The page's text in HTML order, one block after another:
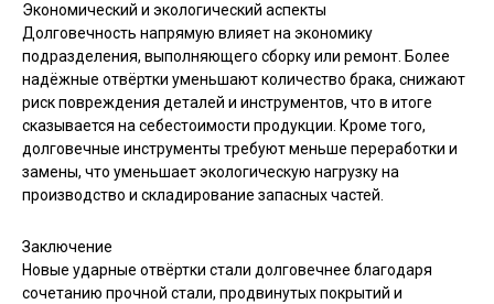
Экономический и экологический аспекты
Долговечность напрямую влияет на экономику
подразделения, выполняющего сборку или ремонт. Более
надёжные отвёртки уменьшают количество брака, снижают
риск повреждения деталей и инструментов, что в итоге
сказывается на себестоимости продукции. Кроме того,
долговечные инструменты требуют меньше переработки и
замены, что уменьшает экологическую нагрузку на
производство и складирование запасных частей.
Заключение
Новые ударные отвёртки стали долговечнее благодаря
сочетанию прочной стали, продвинутых покрытий и